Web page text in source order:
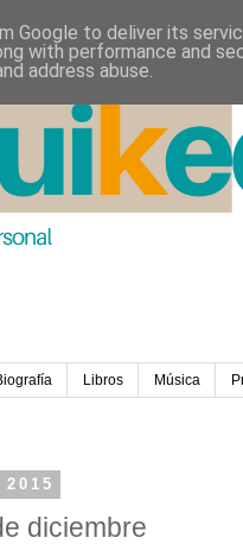
Libros Música
diciembre
Google to deliver its
with performance and
address abuse.